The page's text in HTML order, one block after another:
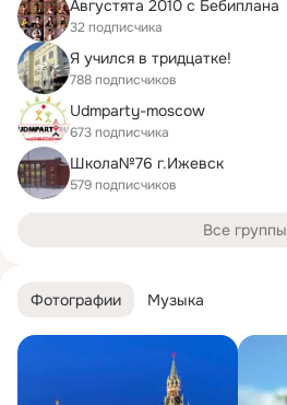
Фотографии Музыка
Августята 2010 с Бебиплана
32 подписчика
Я учился в тридцатке!
788 подписчиков
Udmparty-moscow
673 подписчика
Школа№76 г.Ижевск
579 подписчиков
Все группы